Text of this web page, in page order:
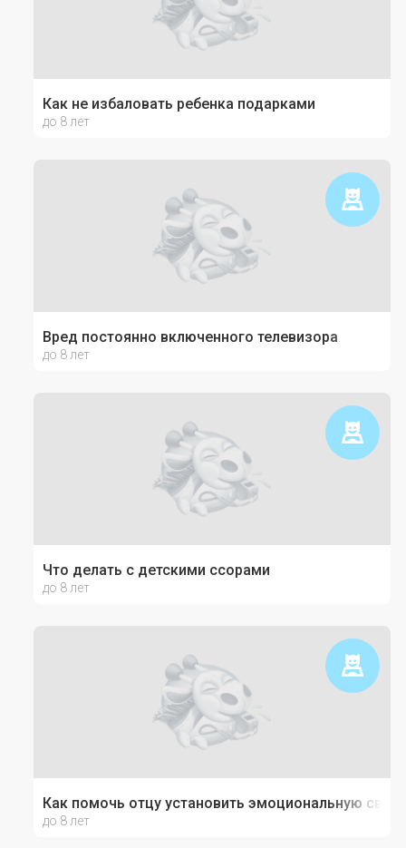
Как не избаловать ребенка подарками
до 8 лет
Вред постоянно включенного телевизора
до 8 лет
Что делать с детскими ссорами
до 8 лет
Как помочь отцу установить эмоциональную
до 8 лет